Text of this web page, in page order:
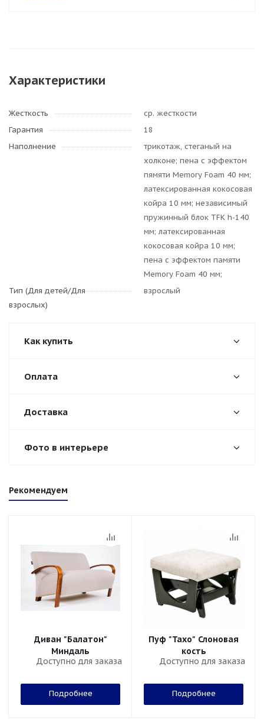
Характеристики
Жесткость
ср. жесткости
Гарантия
18
Наполнение
трикотаж, стеганый на
холконе; пена с эффектом
пямяти Memory Foam 40 мм;
латексированная кокосовая
койра 10 мм; независимый
пружинный блок TFK h-140
мм; латексированная
кокосовая койра 10 мм;
пена с эффектом памяти
Memory Foam 40 мм;
Тип (Для детей/Для
взрослых)
взрослый
Как купить
Оплата
Доставка
Фото в интерьере
Рекомендуем
Диван "Балатон"
Миндаль
Доступно для заказа
Подробнее
Пуф "Тахо" Слоновая
кость
Доступно для заказа
Подробнее